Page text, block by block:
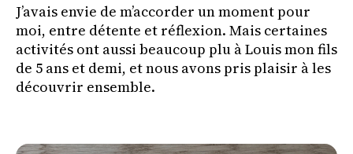
J’avais envie de m’accorder un moment pour
moi, entre détente et réflexion. Mais certaines
activités ont aussi beaucoup plu à Louis mon fils
de 5 ans et demi, et nous avons pris plaisir à les
découvrir ensemble.